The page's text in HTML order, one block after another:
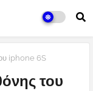
iphone 6S
του